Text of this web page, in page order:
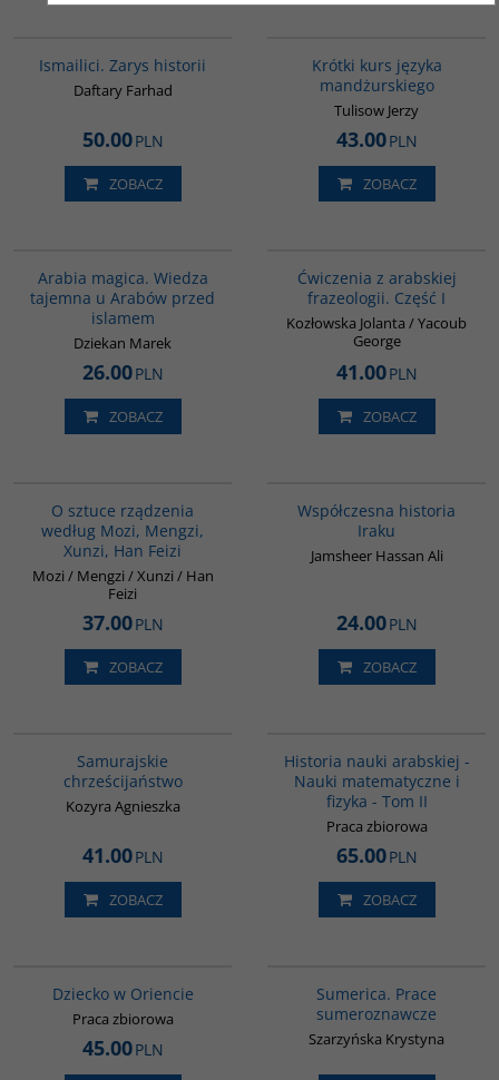
Ismailici. Zarys historii
Daftary Farhad
50.00PLN
ZOBACZ
Krótki kurs języka
mandżurskiego
Tulisow Jerzy
43.00PLN
ZOBACZ
Arabia magica. Wiedza
tajemna u Arabów przed
islamem
Dziekan Marek
26.00PLN
ZOBACZ
Ćwiczenia z arabskiej
frazeologii. Część I
Kozłowska Jolanta / Yacoub
George
41.00PLN
ZOBACZ
O sztuce rządzenia
według Mozi, Mengzi,
Xunzi, Han Feizi
Mozi / Mengzi / Xunzi / Han
Feizi
37.00PLN
ZOBACZ
Współczesna historia
Iraku
Jamsheer Hassan Ali
24.00PLN
ZOBACZ
Samurajskie
chrześcijaństwo
Kozyra Agnieszka
41.00PLN
ZOBACZ
Historia nauki arabskiej -
Nauki matematyczne i
fizyka - Tom II
Praca zbiorowa
65.00PLN
ZOBACZ
Dziecko w Oriencie
Praca zbiorowa
45.00PLN
Sumerica. Prace
sumeroznawcze
Szarzyńska Krystyna